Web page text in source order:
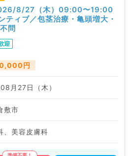
8/27（木）09:00〜19:00
ィブ／包茎治療・亀頭増大・
問
迎
円
月27日（木）
敷市
、美容皮膚科